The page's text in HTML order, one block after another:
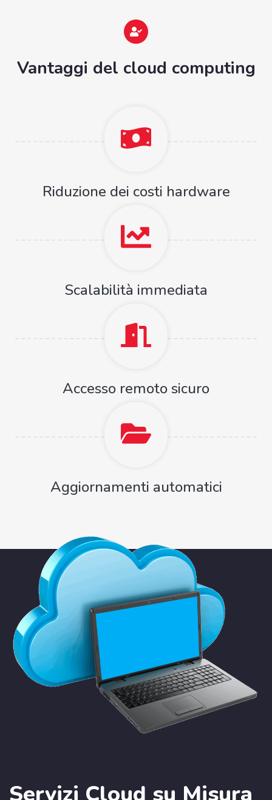
Vantaggi del cloud computing
Riduzione dei costi hardware
Scalabilità immediata
Accesso remoto sicuro
Aggiornamenti automatici